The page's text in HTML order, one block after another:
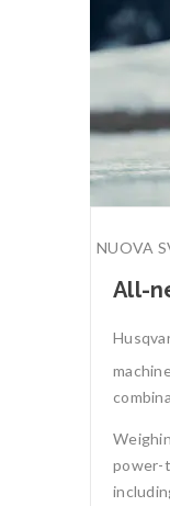
NUOVA
All-
power-